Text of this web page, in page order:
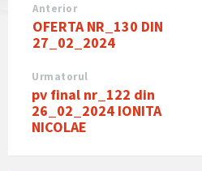
Anterior
OFERTA NR_130 DIN
27_02_2024
Urmatorul
pv final nr_122 din
26_02_2024 IONITA
NICOLAE